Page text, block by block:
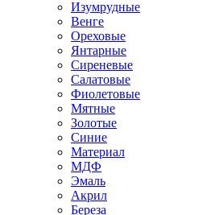
Изумрудные
Венге
Ореховые
Янтарные
Сиреневые
Салатовые
Фиолетовые
Мятные
Золотые
Синие
Материал
МДФ
Эмаль
Акрил
Береза